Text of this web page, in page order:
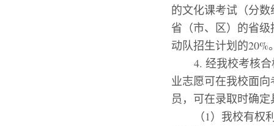
的文化课考试（分
省（市、区）的省
动队招生计划的20%
4. 经我校考核
业志愿可在我校面
员，可在录取时确
（1） 我校有权